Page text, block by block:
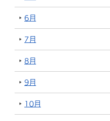
6月
7月
8月
9月
10月